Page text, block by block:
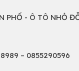
PHỐ - Ô TÔ NHỎ
– 0855290596